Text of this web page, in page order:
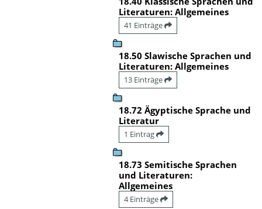
Literaturen: Allgemeines
41 Einträge
18.50 Slawische Sprachen und
Literaturen: Allgemeines
13 Einträge
18.72 Ägyptische Sprache und
Literatur
1 Eintrag
18.73 Semitische Sprachen
und Literaturen:
Allgemeines
4 Einträge